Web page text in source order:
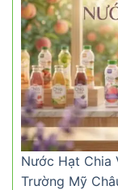
Nước Hạt Chia
Trường Mỹ